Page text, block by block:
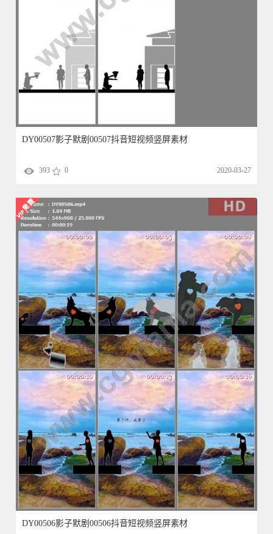
DY00507影子默剧00507抖音短视频竖屏素材
393 0 2020-03-27
DY00506影子默剧00506抖音短视频竖屏素材